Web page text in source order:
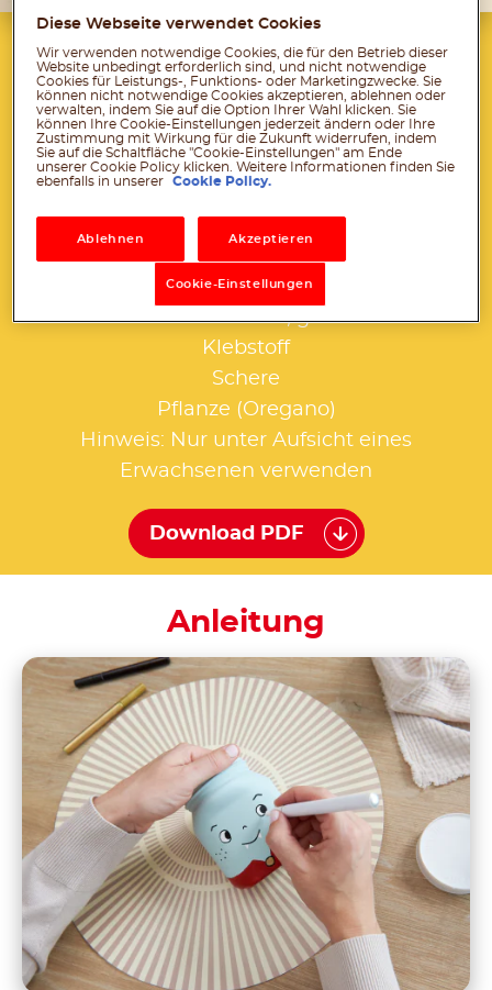
Dazu brauchst du:
1 leeres und sauberes nutella®Glas
1 A4 Bogen rotes Papier
etwas schwarze Pappe (10 x 10 cm)
Acrylfarbe in rot, mint
Klebeband
Lackmarker in Schwarz, gold und weiß
Klebstoff
Schere
Pflanze (Oregano)
Hinweis: Nur unter Aufsicht eines
Erwachsenen verwenden
Download PDF
Anleitung
Diese Webseite verwendet Cookies
Wir verwenden notwendige Cookies, die für den Betrieb dieser
Website unbedingt erforderlich sind, und nicht notwendige
Cookies für Leistungs-, Funktions- oder Marketingzwecke. Sie
können nicht notwendige Cookies akzeptieren, ablehnen oder
verwalten, indem Sie auf die Option Ihrer Wahl klicken. Sie
können Ihre Cookie-Einstellungen jederzeit ändern oder Ihre
Zustimmung mit Wirkung für die Zukunft widerrufen, indem
Sie auf die Schaltfläche "Cookie-Einstellungen" am Ende
unserer Cookie Policy klicken. Weitere Informationen finden Sie
ebenfalls in unserer
Cookie Policy.
Ablehnen Akzeptieren
Cookie-Einstellungen